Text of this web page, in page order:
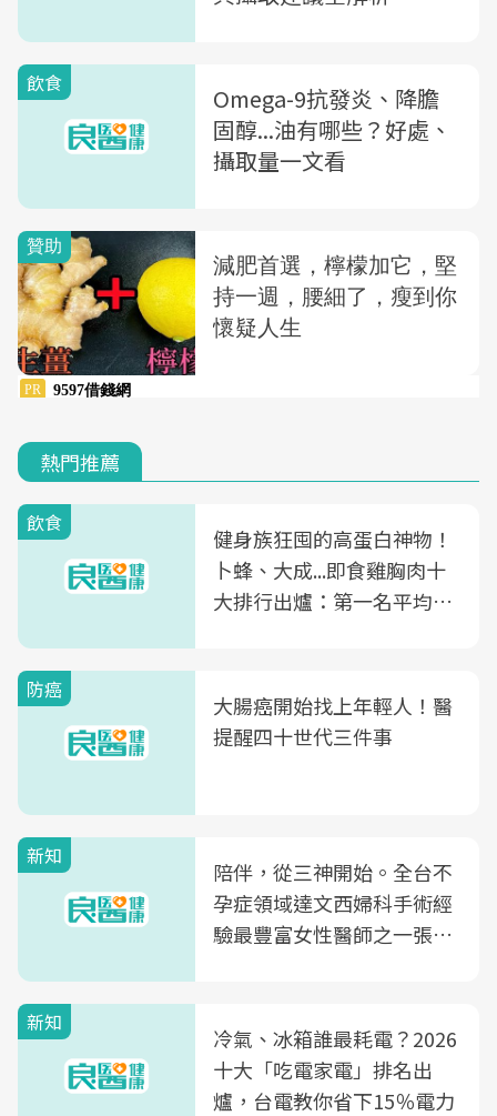
飲食
Omega-9抗發炎、降膽
固醇...油有哪些？好處、
攝取量一文看
熱門推薦
飲食
健身族狂囤的高蛋白神物！
卜蜂、大成...即食雞胸肉十
大排行出爐：第一名平均一
防癌
大腸癌開始找上年輕人！醫
提醒四十世代三件事
新知
陪伴，從三神開始。全台不
孕症領域達文西婦科手術經
驗最豐富女性醫師之一張永
光田醫院建構360度女性健
康照護生態圈
新知
冷氣、冰箱誰最耗電？2026
十大「吃電家電」排名出
爐，台電教你省下15％電力